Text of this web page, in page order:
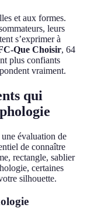
et aux formes.
leurs
s’exprimer à
Que Choisir, 64
plus confiants
vraiment.
qui
évaluation de
de connaître
rectangle, sablier
certaines
silhouette.